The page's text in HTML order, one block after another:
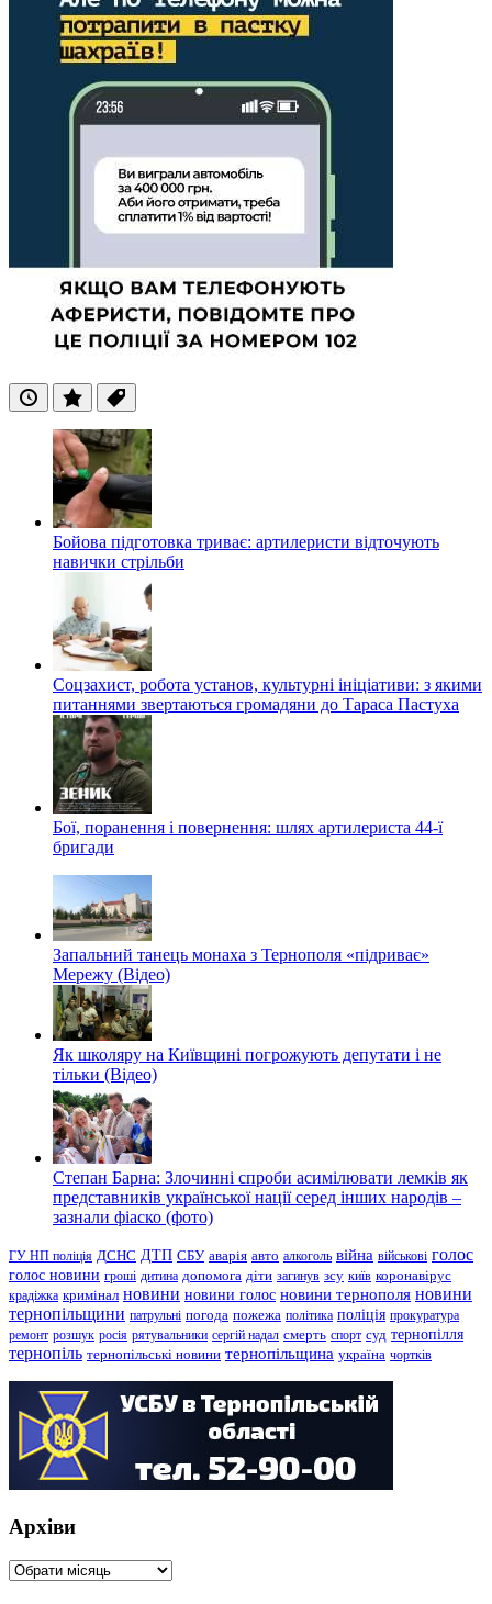
ОстанніПопулярні
Теги
Бойова підготовка триває: артилеристи відточують
навички стрільби
Соцзахист, робота установ, культурні ініціативи: з якими
питаннями звертаються громадяни до Тараса Пастуха
Бої, поранення і повернення: шлях артилериста 44-ї
бригади
Запальний танець монаха з Тернополя «підриває»
Мережу (Відео)
Як школяру на Київщині погрожують депутати і не
тільки (Відео)
Степан Барна: Злочинні спроби асимілювати лемків як
представників української нації серед інших народів –
зазнали фіаско (фото)
ГУ НП поліція ДСНС ДТП СБУ аварія авто алкоголь війна військові голос
голос новини гроші дитина допомога діти загинув зсу київ коронавірус
крадіжка кримінал новини новини голос новини тернополя новини
тернопільщини патрульні погода пожежа політика поліція прокуратура
ремонт розшук росія рятувальники сергій надал смерть спорт суд тернопілля
тернопіль тернопільські новини тернопільщина україна чортків
Архіви
Архіви